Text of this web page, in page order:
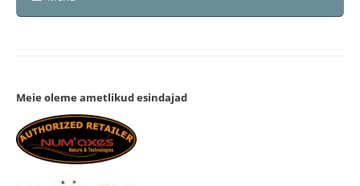
Meie oleme ametlikud esindajad